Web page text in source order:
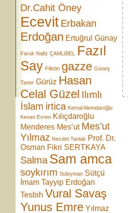
Dr.Cahit Öney
Ecevit Erbakan
Erdoğan Ertuğrul Günay
Faruk Nafiz ÇAMLIBEL
Fazıl
Say Filistin gazze Güneş
Taner Gürüz Hasan
Celal Güzel Ilımlı
İslam irtica Kemal Alemdaroğlu
Kenan Evren Kılıçdaroğlu
Menderes Mes’ut Mes’ut
Yılmaz Necdet Tanlak Prof. Dr.
Osman Fikri SERTKAYA
Salma Sam amca
soykırım Süleyman Sütçü
İmam Tayyip Erdoğan
Tesbih Vural Savaş
Yunus Emre Yılmaz